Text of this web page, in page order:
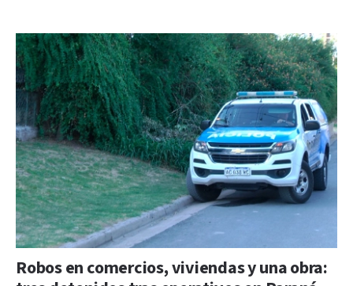
Robos en comercios, viviendas y una obra: